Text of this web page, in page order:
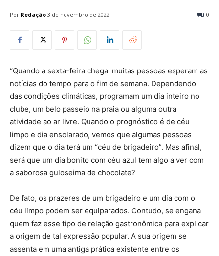
Por Redação 0
3 de novembro de 2022
“Quando a sexta-feira chega, muitas pessoas esperam as
notícias do tempo para o fim de semana. Dependendo
das condições climáticas, programam um dia inteiro no
clube, um belo passeio na praia ou alguma outra
atividade ao ar livre. Quando o prognóstico é de céu
limpo e dia ensolarado, vemos que algumas pessoas
dizem que o dia terá um “céu de brigadeiro”. Mas afinal,
será que um dia bonito com céu azul tem algo a ver com
a saborosa guloseima de chocolate?
De fato, os prazeres de um brigadeiro e um dia com o
céu limpo podem ser equiparados. Contudo, se engana
quem faz esse tipo de relação gastronômica para explicar
a origem de tal expressão popular. A sua origem se
assenta em uma antiga prática existente entre os